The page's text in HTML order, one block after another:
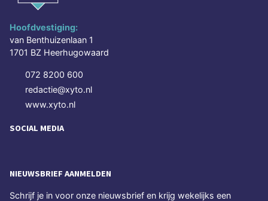
Hoofdvestiging:
van Benthuizenlaan 1
1701 BZ Heerhugowaard
072 8200 600
redactie@xyto.nl
www.xyto.nl
SOCIAL MEDIA
NIEUWSBRIEF AANMELDEN
Schrijf je in voor onze nieuwsbrief en krijg wekelijks een